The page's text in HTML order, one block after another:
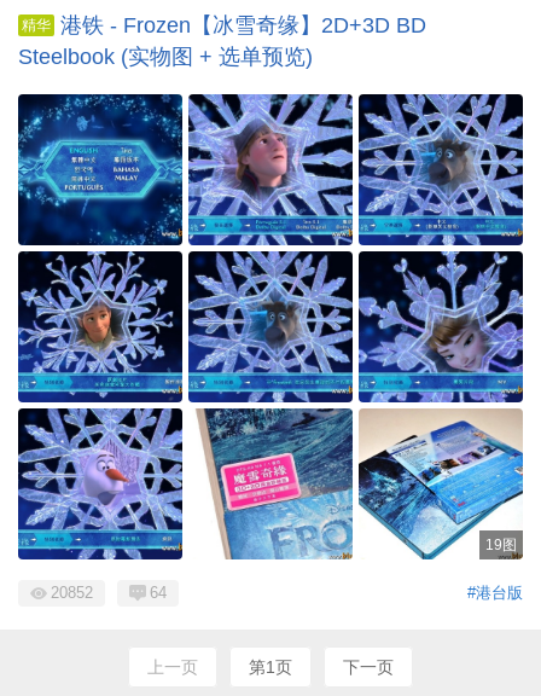
精华 港铁 - Frozen【冰雪奇缘】2D+3D BD
Steelbook (实物图 + 选单预览)
19图
#港台版
20852 64
上一页 第1页 下一页